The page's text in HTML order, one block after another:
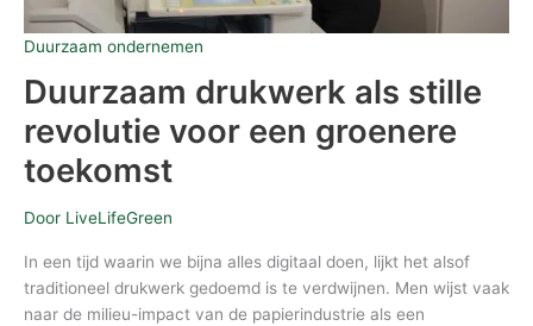
Duurzaam ondernemen
Duurzaam drukwerk als stille
revolutie voor een groenere
toekomst
Door LiveLifeGreen
In een tijd waarin we bijna alles digitaal doen, lijkt het alsof
traditioneel drukwerk gedoemd is te verdwijnen. Men wijst vaak
naar de milieu-impact van de papierindustrie als een